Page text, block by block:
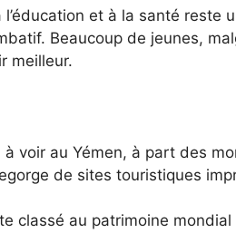
l’éducation et à la santé reste
Beaucoup de jeunes,
meilleur.
voir au Yémen, à part des
de sites touristiques
classé au patrimoine mondial